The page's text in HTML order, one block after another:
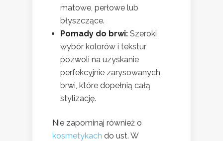
matowe, perłowe lub
błyszczące.
Pomady do brwi: Szeroki
wybór kolorów i tekstur
pozwoli na uzyskanie
perfekcyjnie zarysowanych
brwi, które dopełnią całą
stylizację.
Nie zapominaj również o
kosmetykach do ust. W